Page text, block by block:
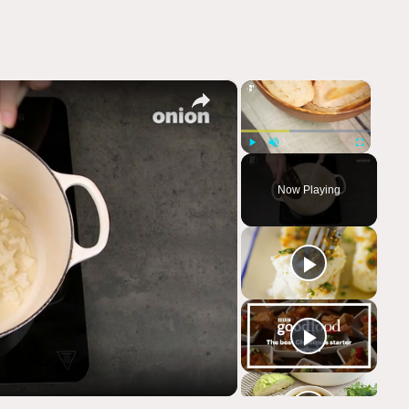
×
Play Unmute Fullscreen
Now Playing
×